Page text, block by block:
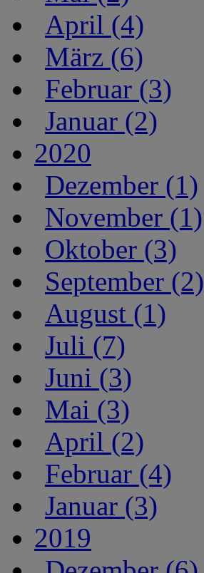
April (4)
März (6)
Februar (3)
Januar (2)
2020
Dezember (1)
November (1)
Oktober (3)
September (2)
August (1)
Juli (7)
Juni (3)
Mai (3)
April (2)
Februar (4)
Januar (3)
2019